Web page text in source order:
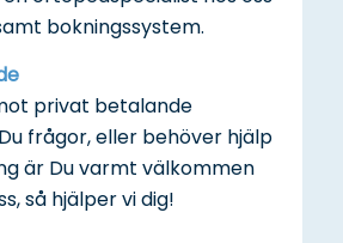
bokningssystem.
privat betalande
frågor, eller behöver hjälp
är Du varmt välkommen
så hjälper vi dig!